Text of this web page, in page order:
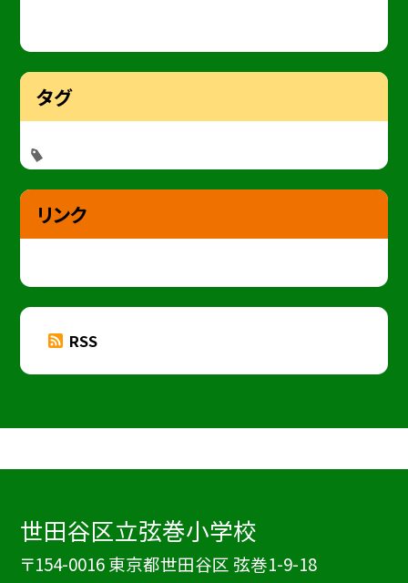
タグ
リンク
RSS
世田谷区立弦巻小学校
〒154-0016 東京都世田谷区 弦巻1-9-18